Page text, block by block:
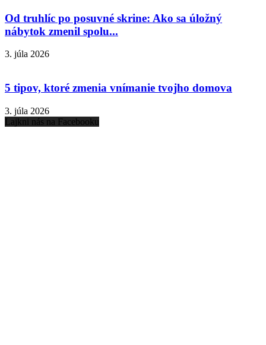
Od truhlíc po posuvné skrine: Ako sa úložný
nábytok zmenil spolu...
3. júla 2026
5 tipov, ktoré zmenia vnímanie tvojho domova
3. júla 2026
Lajkni nás na Facebooku